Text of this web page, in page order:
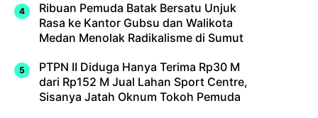
Ribuan Pemuda Batak Bersatu Unjuk
Rasa ke Kantor Gubsu dan Walikota
Medan Menolak Radikalisme di Sumut
PTPN II Diduga Hanya Terima Rp30 M
dari Rp152 M Jual Lahan Sport Centre,
Sisanya Jatah Oknum Tokoh Pemuda